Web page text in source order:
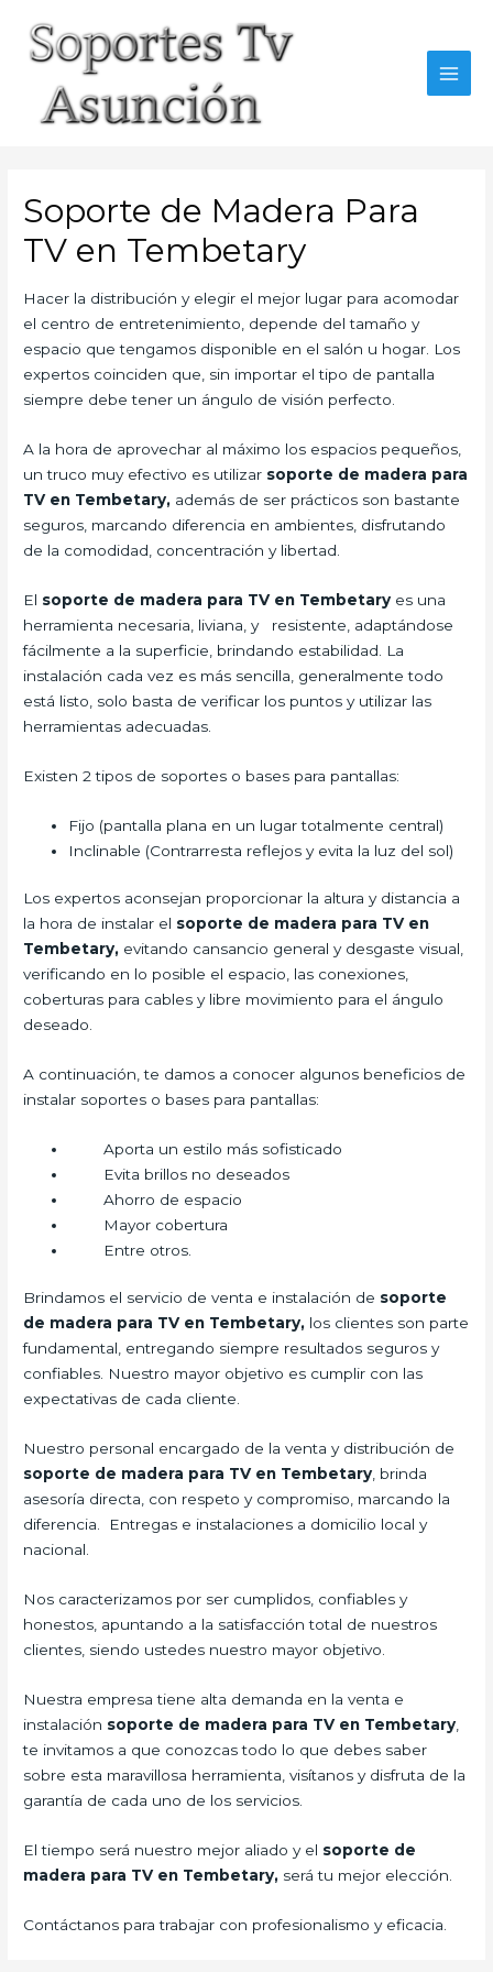
content
Soporte de Madera Para
TV en Tembetary
Hacer la distribución y elegir el mejor lugar para acomodar
el centro de entretenimiento, depende del tamaño y
espacio que tengamos disponible en el salón u hogar. Los
expertos coinciden que, sin importar el tipo de pantalla
siempre debe tener un ángulo de visión perfecto.
A la hora de aprovechar al máximo los espacios pequeños,
un truco muy efectivo es utilizar soporte de madera para
TV en Tembetary, además de ser prácticos son bastante
seguros, marcando diferencia en ambientes, disfrutando
de la comodidad, concentración y libertad.
El soporte de madera para TV en Tembetary es una
herramienta necesaria, liviana, y resistente, adaptándose
fácilmente a la superficie, brindando estabilidad. La
instalación cada vez es más sencilla, generalmente todo
está listo, solo basta de verificar los puntos y utilizar las
herramientas adecuadas.
Existen 2 tipos de soportes o bases para pantallas:
Fijo (pantalla plana en un lugar totalmente central)
Inclinable (Contrarresta reflejos y evita la luz del sol)
Los expertos aconsejan proporcionar la altura y distancia a
la hora de instalar el soporte de madera para TV en
Tembetary, evitando cansancio general y desgaste visual,
verificando en lo posible el espacio, las conexiones,
coberturas para cables y libre movimiento para el ángulo
deseado.
A continuación, te damos a conocer algunos beneficios de
instalar soportes o bases para pantallas:
Aporta un estilo más sofisticado
Evita brillos no deseados
Ahorro de espacio
Mayor cobertura
Entre otros.
Brindamos el servicio de venta e instalación de soporte
de madera para TV en Tembetary, los clientes son parte
fundamental, entregando siempre resultados seguros y
confiables. Nuestro mayor objetivo es cumplir con las
expectativas de cada cliente.
Nuestro personal encargado de la venta y distribución de
soporte de madera para TV en Tembetary, brinda
asesoría directa, con respeto y compromiso, marcando la
diferencia. Entregas e instalaciones a domicilio local y
nacional.
Nos caracterizamos por ser cumplidos, confiables y
honestos, apuntando a la satisfacción total de nuestros
clientes, siendo ustedes nuestro mayor objetivo.
Nuestra empresa tiene alta demanda en la venta e
instalación soporte de madera para TV en Tembetary
te invitamos a que conozcas todo lo que debes saber
sobre esta maravillosa herramienta, visítanos y disfruta de la
garantía de cada uno de los servicios.
El tiempo será nuestro mejor aliado y el soporte de
madera para TV en Tembetary, será tu mejor elección.
Contáctanos para trabajar con profesionalismo y eficacia.